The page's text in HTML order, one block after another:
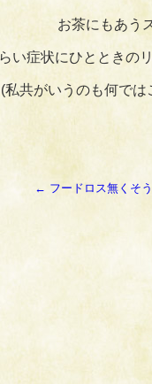
お茶にもあう
い症状にひとときの
(私共がいうのも何で
← フードロス無くそ